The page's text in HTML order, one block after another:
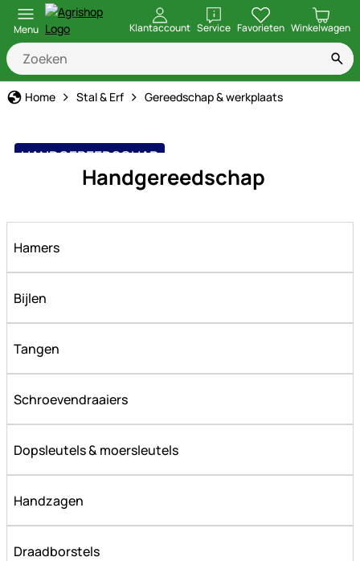
Menu Klantaccount ServiceopenenFavorieten Winkelwagen
Home Stal & Erf Gereedschap & werkplaats
HANDGEREEDSCHAP
Handgereedschap
Hamers
Bijlen
Tangen
Schroevendraaiers
Dopsleutels & moersleutels
Handzagen
Draadborstels